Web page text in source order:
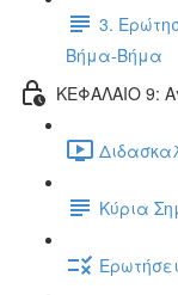
3.
Βήμα-Βήμα
ΚΕΦΑΛΑΙΟ 9:
Κύρια